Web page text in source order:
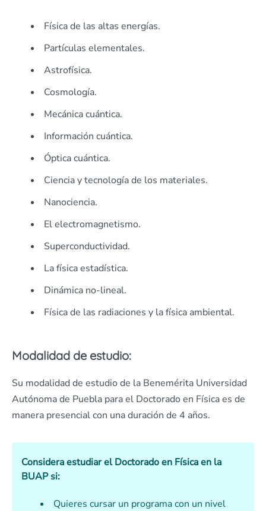
Física de las altas energías.
Partículas elementales.
Astrofísica.
Cosmología.
Mecánica cuántica.
Información cuántica.
Óptica cuántica.
Ciencia y tecnología de los materiales.
Nanociencia.
El electromagnetismo.
Superconductividad.
La física estadística.
Dinámica no-lineal.
Física de las radiaciones y la física ambiental.
Modalidad de estudio:
Su modalidad de estudio de la Benemérita Universidad
Autónoma de Puebla para el Doctorado en Física es de
manera presencial con una duración de 4 años.
Considera estudiar el Doctorado en Física en la
BUAP si:
Quieres cursar un programa con un nivel